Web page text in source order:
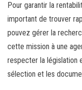
Pour garantir la
important de trouver
pouvez gérer la
cette mission à une
respecter la législation
sélection et les